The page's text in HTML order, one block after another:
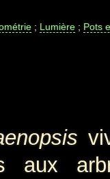
; Lumière ; Pots
aux